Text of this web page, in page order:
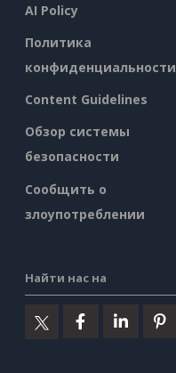
AI Policy
Политика
конфиденциальности
Content Guidelines
Обзор системы
безопасности
Сообщить о
злоупотреблении
Найти нас на